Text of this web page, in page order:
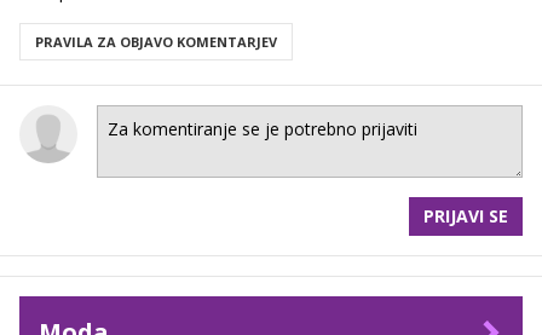
PRAVILA ZA OBJAVO KOMENTARJEV
PRIJAVI SE